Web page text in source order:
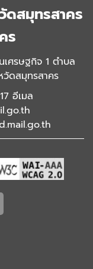
สมุทรสาคร
ร
ศรษฐกิจ 1 ตำบล
วัดสมุทรสาคร
อีเมล